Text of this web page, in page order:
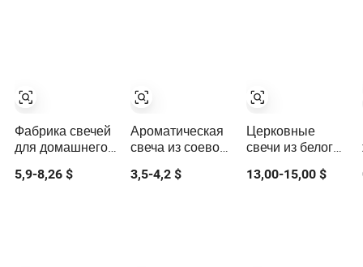
Фабрика свечей
для домашнего
парафиновая
5,9-8,26 $
Ароматическая
свеча из соевого
ручной работы,
3,5-4,2 $
Церковные
свечи из белого
длинные
13,00-15,00 $